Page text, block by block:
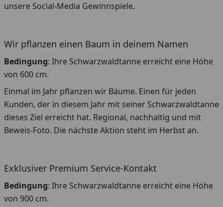
unsere Social-Media Gewinnspiele.
Wir pflanzen einen Baum in deinem Namen
Bedingung: Ihre Schwarzwaldtanne erreicht eine Höhe
von 600 cm.
Einmal im Jahr pflanzen wir Bäume. Einen für jeden
Kunden, der in diesem Jahr mit seiner Schwarzwaldtanne
dieses Ziel erreicht hat. Regional, nachhaltig und mit
Beweis-Foto. Die nächste Aktion steht im Herbst an.
Exklusiver Premium Service-Kontakt
Bedingung: Ihre Schwarzwaldtanne erreicht eine Höhe
von 900 cm.